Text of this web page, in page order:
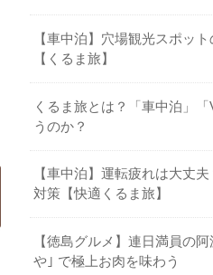
【車中泊】穴場観光スポッ
【くるま旅】
くるま旅とは？「車中泊」
うのか？
【車中泊】運転疲れは大丈
対策【快適くるま旅】
【徳島グルメ】連日満員の
や｣ で極上お肉を味わう